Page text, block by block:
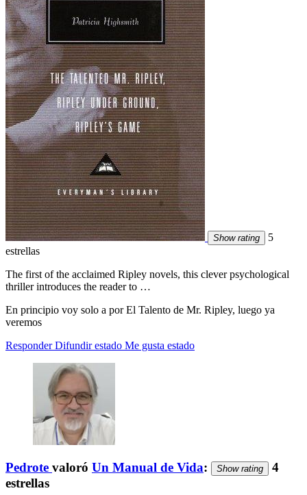
Show rating
5
estrellas
The first of the acclaimed Ripley novels, this clever psychological
thriller introduces the reader to …
En principio voy solo a por El Talento de Mr. Ripley, luego ya
veremos
Responder Difundir estado Me gusta estado
Pedrote valoró Un Manual de Vida: Show rating
4
estrellas